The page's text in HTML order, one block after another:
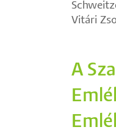
Vitári
A